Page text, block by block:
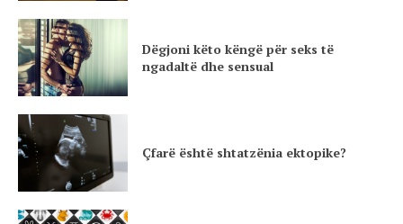
Dëgjoni këto këngë për seks të
ngadaltë dhe sensual
Çfarë është shtatzënia ektopike?